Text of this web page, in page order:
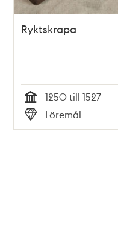
Ryktskrapa
Tid
1250 till 1527
Typ
Föremål